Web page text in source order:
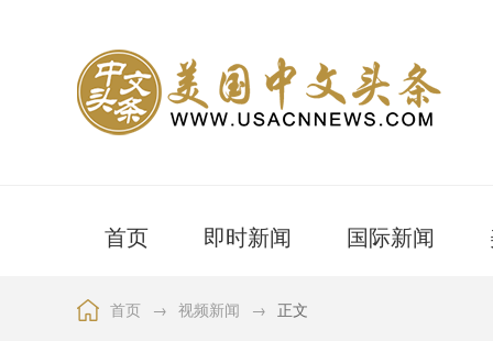
首页 即时新闻 国际新闻
首页 → 视频新闻 → 正文